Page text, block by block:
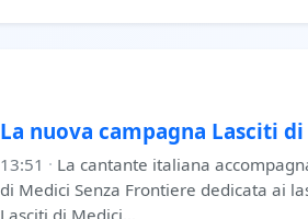
La nuova campagna Lasciti
13:51 · La cantante italiana
di Medici Senza Frontiere dedicata ai
Lasciti di Medici…